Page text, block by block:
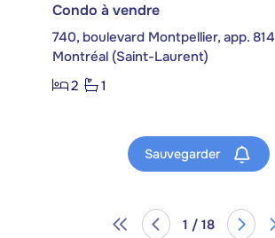
Condo à vendre
740, boulevard Montpellier, app. 814
Montréal (Saint-Laurent)
2
1
Sauvegarder
1 / 18